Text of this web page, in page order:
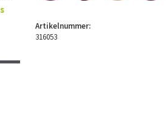
Artikelnummer:
316053